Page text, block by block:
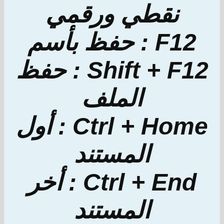
نقطي ورقمي
F12 : حفظ بأسم
Shift + F12 : حفظ
الملف
Ctrl + Home : أول
المستند
Ctrl + End : أخر
المستند